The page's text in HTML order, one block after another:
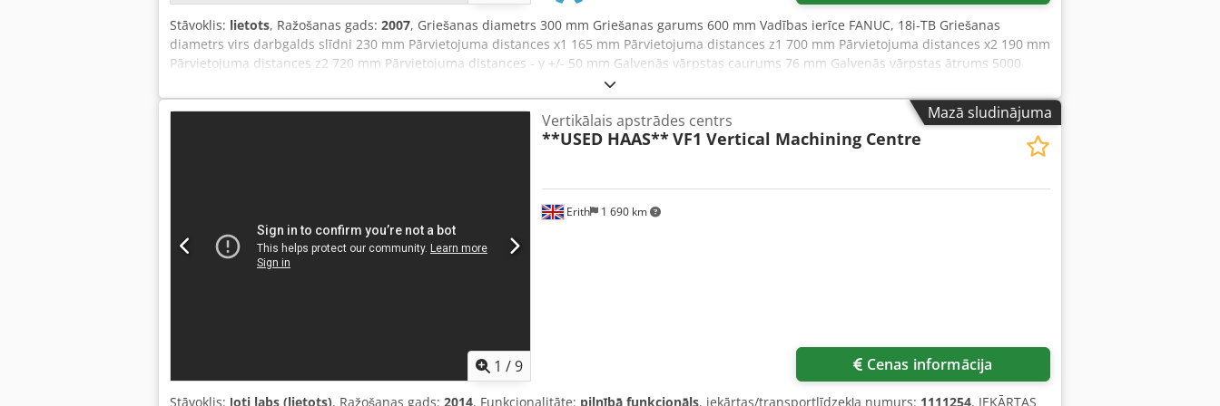
Stāvoklis: lietots, Ražošanas gads: 2007, Griešanas diametrs 300 mm Griešanas garums 600 mm Vadības ierīce FANUC, 18i-TB Griešanas
diametrs virs darbgalds slīdni 230 mm Pārvietojuma distances x1 165 mm Pārvietojuma distances z1 700 mm Pārvietojuma distances x2 190 mm
Pārvietojuma distances z2 720 mm Pārvietojuma distances - y +/- 50 mm Galvenās vārpstas caurums 76 mm Galvenās vārpstas ātrums 5000
apgr./min Galvenās vārpstas motors 22 kW Griezes moments uz vārpstas 208 Nm Pretvārpstas caurums 76 mm Pretvārpstas ātrums 5000
apgr./min Pretvārpstas motors 22 kW Griezes moments uz vārpstas 208 Nm Instrumentu revolvera galviņa 2 x 12 pozīcijas Aktīvo instrumentu
staciju skaits 2 x 12 Aktīvo instrumentu ātrums 5000 apgr./min Griezes moments 47 Nm Instrumentu stiprinājums BMT 55 C ass izšķirtspēja
0,001° Ātrgaitas režīms X + Z ass 20 / 40 m/min Ātrgaitas režīms Y ass 7,5 m/min Instrumentu piedziņas jauda 5,5 kW Kopējā nepieciešamā
jauda 68,4 kVA Piederumi: stiprinājumu turētājs KITAGAWA, CRS 66, uz galvenās vārpstas, hidrauliskais 3-žokļu stiprinājums KITAGAWA, BB208,
Mazā sludinājuma
1 /9
Erith 1 690 km
Vertikālais apstrādes centrs
**USED HAAS**VF1 Vertical Machining Centre
Cenas informācija
Stāvoklis: ļoti labs (lietots), Ražošanas gads: 2014, Funkcionalitāte: pilnībā funkcionāls, iekārtas/transportlīdzekļa numurs: 1111254, IEKĀRTAS